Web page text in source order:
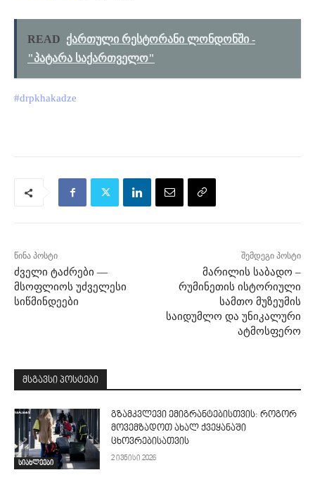
READ ქართული რესტორანი ლონდონში -
"პატარა საქართველო"
#drpkhakadze
წინა პოსტი
ძველი ტაძრები —
მსოფლიოს უძველესი
სიწმინდეები
შემდეგი პოსტი
მარილის საბადო –
რუმინეთის ისტორიული
სამთო მუზეუმის
საიდუმლო და უნიკალური
ატმოსფერო
მსგავსი პოსტები
სიახლეები
გზამკვლევი ემიგრანტებისთვის: როგორ
მოვემზადოთ ახალ ქვეყანაში
ცხოვრებისათვის
2 ივნისი 2026